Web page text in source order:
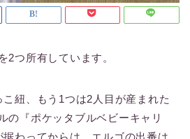
2つ所有しています。
紐、もう1つは2人目が産まれた
の『ポケッタブルベビーキャリ
わってからは、エルゴの出番は